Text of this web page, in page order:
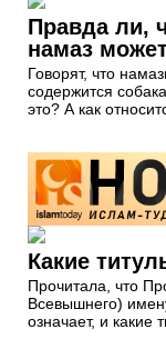
Правда ли,
намаз
Говорят, что
содержится
это? А как
Какие
Прочитала, что
Всевышнего)
означает, и какие